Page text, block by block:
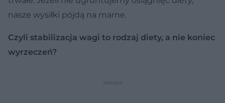
nasze wysiłki pójdą na marne.
Czyli stabilizacja wagi to rodzaj diety, a nie koniec
wyrzeczeń?